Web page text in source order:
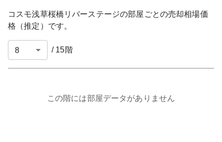
コスモ浅草桜橋リバーステージの部屋ごとの売却相場価
格（推定）です。
/ 15階
この階には部屋データがありません